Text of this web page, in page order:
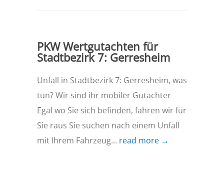
PKW Wertgutachten für
Stadtbezirk 7: Gerresheim
Unfall in Stadtbezirk 7: Gerresheim, was
tun? Wir sind ihr mobiler Gutachter
Egal wo Sie sich befinden, fahren wir für
Sie raus Sie suchen nach einem Unfall
mit Ihrem Fahrzeug... read more →